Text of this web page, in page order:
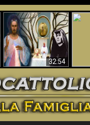
32:54
Faustina e la Divina
Misericordia – un
inganno